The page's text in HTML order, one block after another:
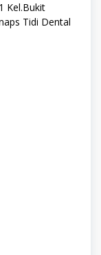
Kel.Bukit
Tidi Dental